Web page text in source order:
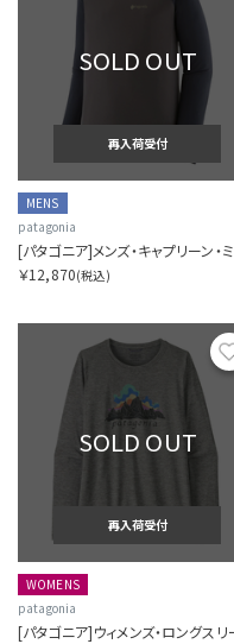
SOLD OUT
再入荷受付
MENS
patagonia
￥12,870(税込)
SOLD OUT
再入荷受付
WOMENS
patagonia